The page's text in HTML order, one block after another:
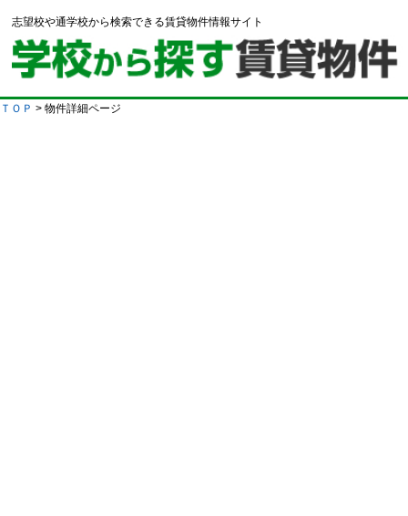
志望校や通学校から検索できる賃貸物件情報サイト
ＴＯＰ > 物件詳細ページ